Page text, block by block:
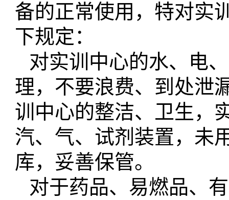
备的正常使用，特对实
下规定：
对实训中心的水、电
理，不要浪费、到处泄
训中心的整洁、卫生，
汽、气、试剂装置，未
库，妥善保管。
对于药品、易燃品、